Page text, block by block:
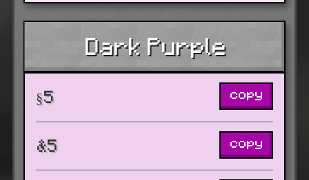
Dark Purple
§5 copy
&5 copy